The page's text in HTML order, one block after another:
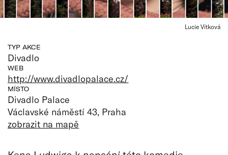
Lucie Vítková
TYP AKCE
Divadlo
WEB
http://www.divadlopalace.cz/
MÍSTO
Divadlo Palace
Václavské náměstí 43, Praha
zobrazit na mapě